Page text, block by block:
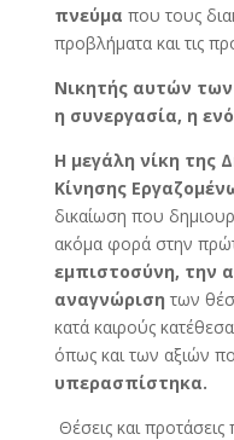
πνεύμα που τους
προβλήματα και τις
Νικητής αυτών
η συνεργασία, η
Η μεγάλη νίκη της
Κίνησης
δικαίωση που
ακόμα φορά στην
εμπιστοσύνη, την
αναγνώριση των
κατά καιρούς
όπως και των αξιών
υπερασπίστηκα.
Θέσεις και